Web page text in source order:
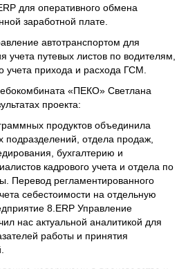
для оперативного обмена
заработной плате.
автотранспортом для
учета путевых листов по водителям,
учета прихода и расхода ГСМ.
«ПЕКО» Светлана
проекта:
продуктов объединила
подразделений, отдела продаж,
бухгалтерию и
кадрового учета и отдела по
Перевод регламентированного
себестоимости на отдельную
8.ERP Управление
нас актуальной аналитикой для
работы и принятия